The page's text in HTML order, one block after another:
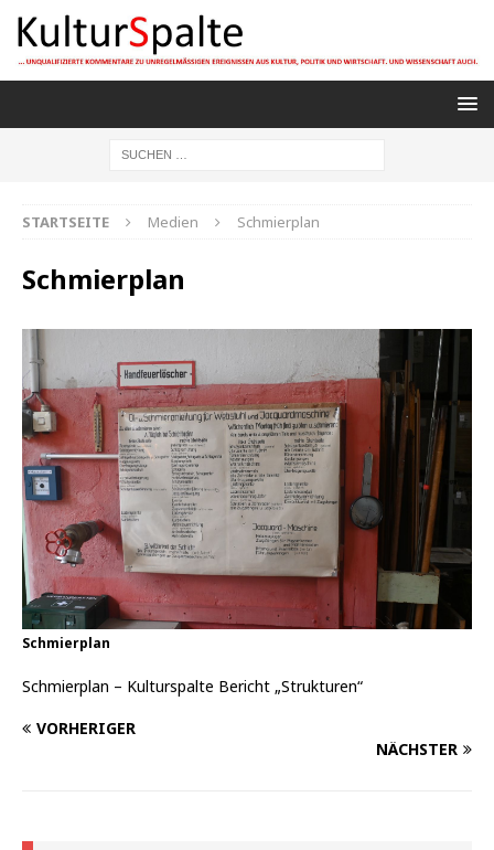
STARTSEITE Medien Schmierplan
Schmierplan
Schmierplan
Schmierplan – Kulturspalte Bericht „Strukturen“
VORHERIGER
NÄCHSTER